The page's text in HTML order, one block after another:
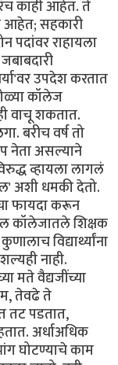
काही आहेत. ते
आहेत; सहकारी
पदांवर राहायला
उपदेश करतात
कॉलेज
वाचू शकतात.
बरीच वर्ष तो
नेता असल्याने
व्हायला लागलं
अशी धमकी देतो.
फायदा करून
कॉलेजातले शिक्षक
विद्यार्थ्यांना
नाही.
मते वैद्यजींच्या
तेवढे ते
तट पडतात,
अर्धाअधिक
घोटण्याचे काम